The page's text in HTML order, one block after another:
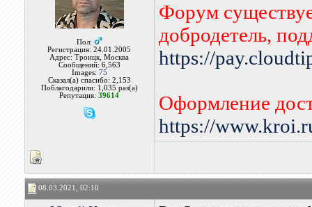
Пол:
Регистрация: 24.01.2005
Адрес: Троицк, Москва
Сообщений: 6,563
Images: 75
Сказал(а) спасибо: 2,153
Поблагодарили: 1,035 раз(а)
Репутация:39614
Форум
добродетель,
https://
Оформление
https://
08.03.2021, 02:10